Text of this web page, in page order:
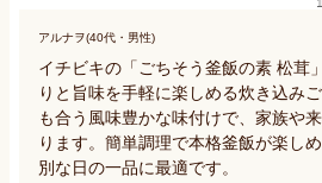
アルナヲ(40代・男性)
イチビキの「ごちそう釜飯の素 松茸
りと旨味を手軽に楽しめる炊き込み
も合う風味豊かな味付けで、家族や
ります。簡単調理で本格釜飯が楽し
別な日の一品に最適です。